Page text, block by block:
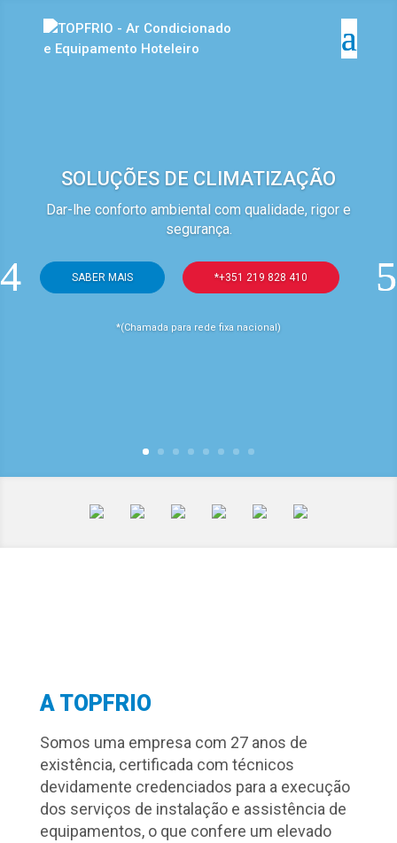
SOLUÇÕES DE CLIMATIZAÇÃO
Dar-lhe conforto ambiental com qualidade, rigor e
segurança.
SABER MAIS *+351 219 828 410
*(Chamada para rede fixa nacional)
A TOPFRIO
Somos uma empresa com 27 anos de
existência, certificada com técnicos
devidamente credenciados para a execução
dos serviços de instalação e assistência de
equipamentos, o que confere um elevado